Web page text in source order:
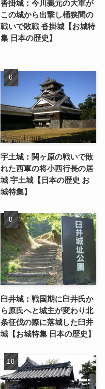
沓掛城：今川義元の大軍が
この城から出撃し桶狭間の
戦いで敗戦 沓掛城【お城特
集 日本の歴史】
宇土城：関ヶ原の戦いで敗
れた西軍の将小西行長の居
城 宇土城【日本の歴史 お
城特集】
臼井城：戦国期に臼井氏か
ら原氏へと城主が変わり北
条征伐の際に落城した臼井
城【お城特集 日本の歴史】